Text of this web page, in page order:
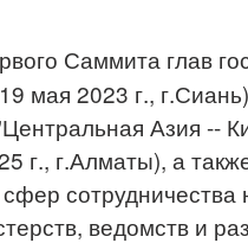
Саммита глав
мая 2023 г.,
Азия --
г., г.Алматы), а
сотрудничества
ведомств и